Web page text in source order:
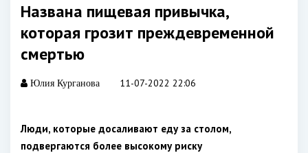
Названа пищевая привычка,
которая грозит преждевременной
смертью
Юлия Курганова 11-07-2022 22:06
Люди, которые досаливают еду за столом,
подвергаются более высокому риску